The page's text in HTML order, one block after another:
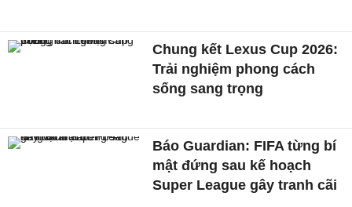
Chung kết Lexus Cup 2026:
Trải nghiệm phong cách
sống sang trọng
Báo Guardian: FIFA từng bí
mật đứng sau kế hoạch
Super League gây tranh cãi